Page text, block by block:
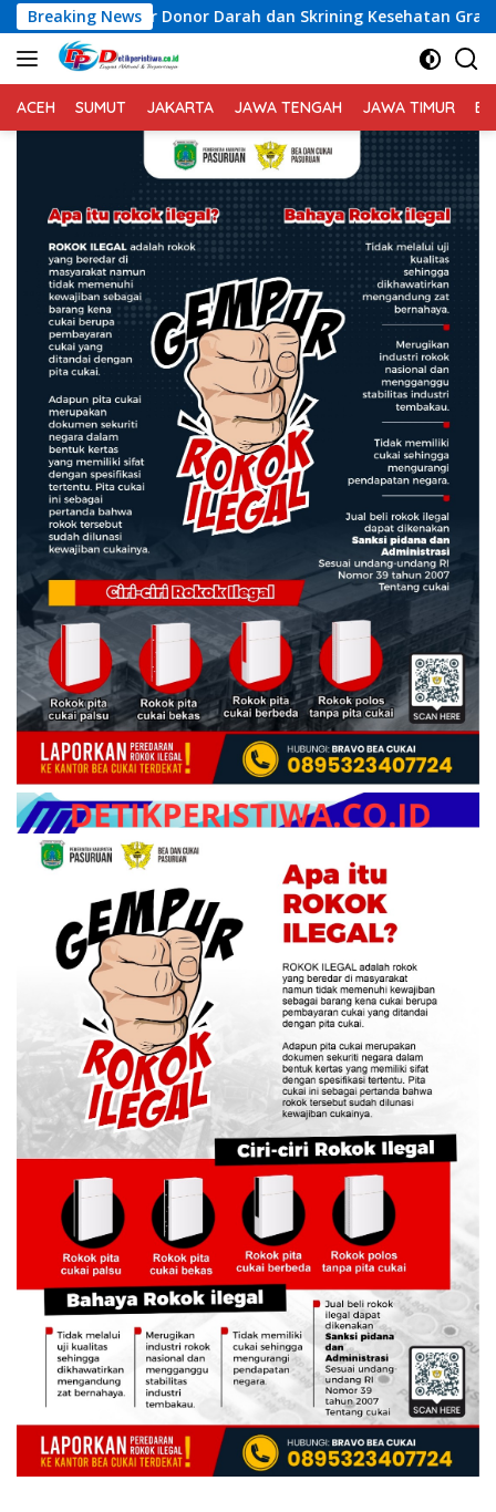
Langsung
ke
konten
Breaking News
Donor Darah dan Skrining Kesehatan Gratis *Polda
ACEH SUMUT JAKARTA JAWA TENGAH JAWA TIMUR